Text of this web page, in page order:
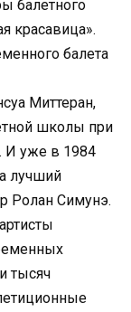
балетного
красавица».
балета
Миттеран,
школы при
И уже в 1984
лучший
Ролан Симунэ.
тысяч